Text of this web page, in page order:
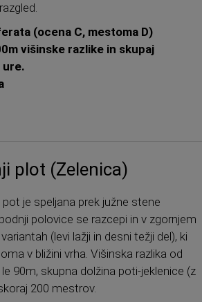
(ocena C, mestoma D)
višinske razlike in skupaj
ure.
plot (Zelenica)
je speljana prek južne stene
polovice se razcepi in v zgornjem
(levi lažji in desni težji del), ki
v bližini vrha. Višinska razlika od
90m, skupna dolžina poti-jeklenice (z
200 mestrov.